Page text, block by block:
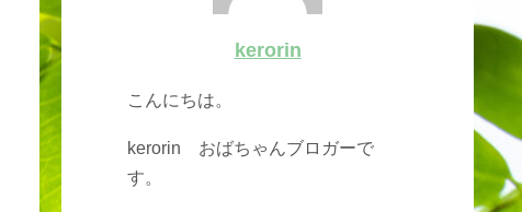
kerorin
こんにちは。
kerorin おばちゃんブロガーで
す。